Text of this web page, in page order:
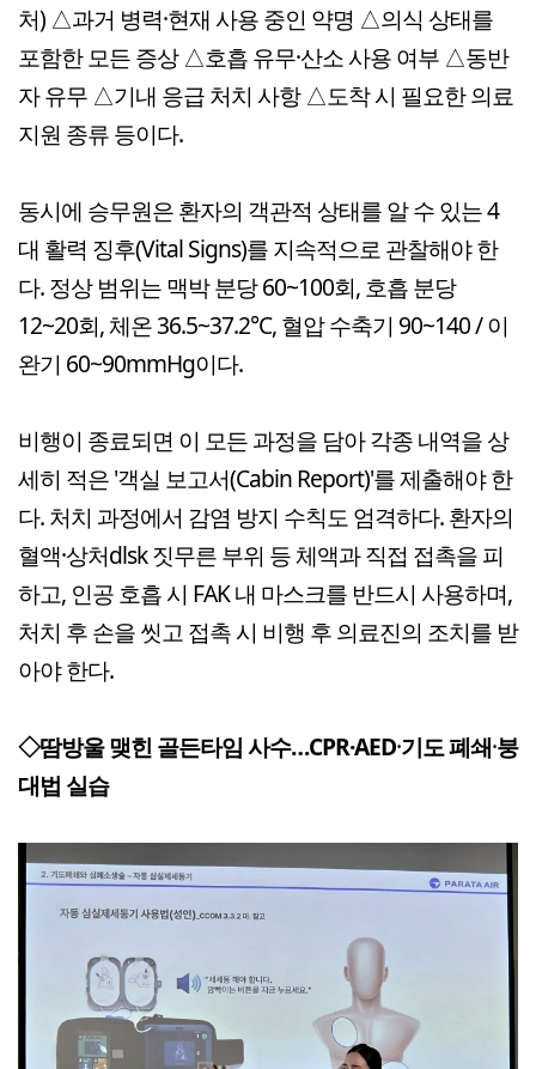
처) △과거 병력·현재 사용 중인 약명 △의식 상태를
포함한 모든 증상 △호흡 유무·산소 사용 여부 △동반
자 유무 △기내 응급 처치 사항 △도착 시 필요한 의료
지원 종류 등이다.
동시에 승무원은 환자의 객관적 상태를 알 수 있는 4
대 활력 징후(Vital Signs)를 지속적으로 관찰해야 한
다. 정상 범위는 맥박 분당 60~100회, 호흡 분당
12~20회, 체온 36.5~37.2°C, 혈압 수축기 90~140 / 이
완기 60~90mmHg이다.
비행이 종료되면 이 모든 과정을 담아 각종 내역을 상
세히 적은 '객실 보고서(Cabin Report)'를 제출해야 한
다. 처치 과정에서 감염 방지 수칙도 엄격하다. 환자의
혈액·상처dlsk 짓무른 부위 등 체액과 직접 접촉을 피
하고, 인공 호흡 시 FAK 내 마스크를 반드시 사용하며,
처치 후 손을 씻고 접촉 시 비행 후 의료진의 조치를 받
아야 한다.
◇땀방울 맺힌 골든타임 사수…CPR·AED·기도 폐쇄·붕
대법 실습